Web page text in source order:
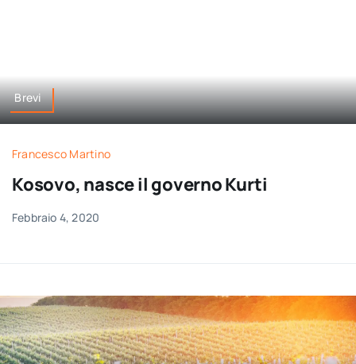
Brevi
Francesco Martino
Kosovo, nasce il governo Kurti
Febbraio 4, 2020